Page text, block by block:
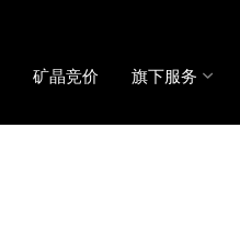
矿晶竞价 旗下服务